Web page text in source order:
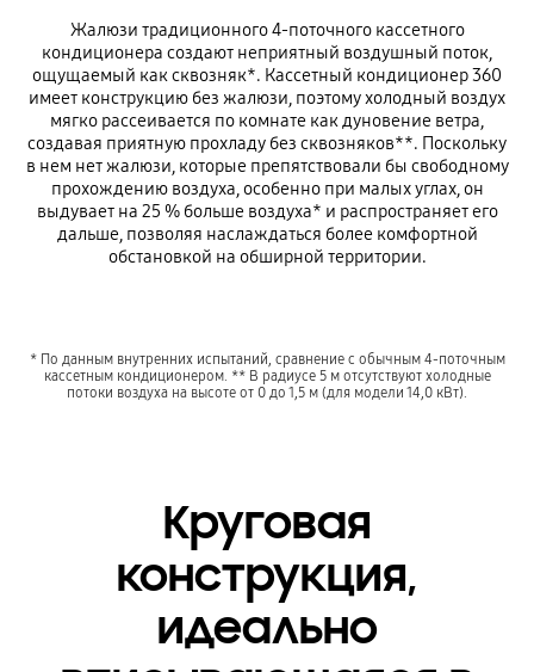
Жалюзи традиционного 4-поточного кассетного
кондиционера создают неприятный воздушный поток,
ощущаемый как сквозняк*. Кассетный кондиционер 360
имеет конструкцию без жалюзи, поэтому холодный воздух
мягко рассеивается по комнате как дуновение ветра,
создавая приятную прохладу без сквозняков**. Поскольку
в нем нет жалюзи, которые препятствовали бы свободному
прохождению воздуха, особенно при малых углах, он
выдувает на 25 % больше воздуха* и распространяет его
дальше, позволяя наслаждаться более комфортной
обстановкой на обширной территории.
* По данным внутренних испытаний, сравнение с обычным 4-поточным
кассетным кондиционером. ** В радиусе 5 м отсутствуют холодные
потоки воздуха на высоте от 0 до 1,5 м (для модели 14,0 кВт).
Круговая
конструкция,
идеально